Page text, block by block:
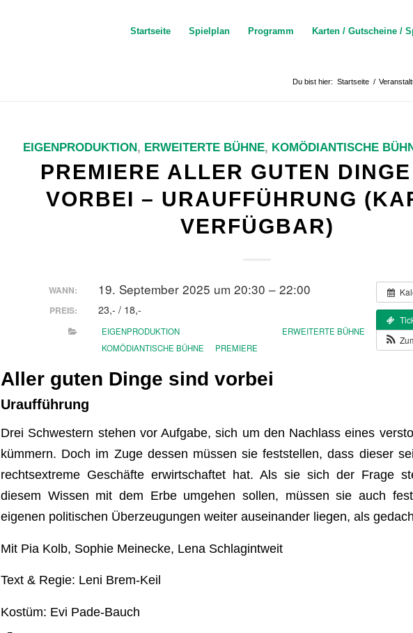
Startseite Spielplan Programm Karten / Gutscheine /
Du bist hier: Startseite /
EIGENPRODUKTION, ERWEITERTE BÜHNE, KOMÖDIANTISCHE
PREMIERE ALLER GUTEN
VORBEI – URAUFFÜHRUNG
VERFÜGBAR)
WANN: 19. September 2025 um 20:30 – 22:00
PREIS: 23,- / 18,-
EIGENPRODUKTION
ERWEITERTE BÜHNE
KOMÖDIANTISCHE BÜHNE
PREMIERE
Aller guten Dinge sind vorbei
Uraufführung
Drei Schwestern stehen vor Aufgabe, sich um den Nachlass eines
kümmern. Doch im Zuge dessen müssen sie feststellen, dass dieser
rechtsextreme Geschäfte erwirtschaftet hat. Als sie sich der Frage
diesem Wissen mit dem Erbe umgehen sollen, müssen sie auch
eigenen politischen Überzeugungen weiter auseinander liegen, als
Mit Pia Kolb, Sophie Meinecke, Lena Schlagintweit
Text & Regie: Leni Brem-Keil
Kostüm: Evi Pade-Bauch